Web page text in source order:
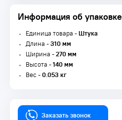
Информация об упаковке
Единица товара -Штука
Длина -310 мм
Ширина -270 мм
Высота -140 мм
Вес -0.053 кг
Заказать звонок